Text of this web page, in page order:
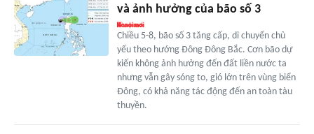
và ảnh hưởng của bão số 3
Chiều 5-8, bão số 3 tăng cấp, di chuyển chủ
yếu theo hướng Đông Đông Bắc. Cơn bão dự
kiến không ảnh hưởng đến đất liền nước ta
nhưng vẫn gây sóng to, gió lớn trên vùng biển
Đông, có khả năng tác động đến an toàn tàu
thuyền.